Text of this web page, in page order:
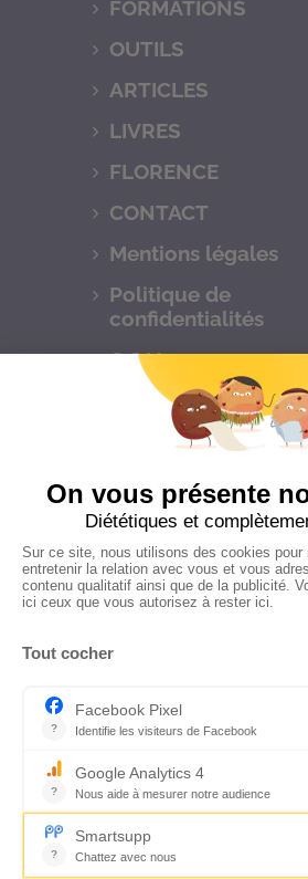
FORMATIONS
OUTILS
ARTICLES
LIVRES
FLORENCE
CONTACT
Mentions légales
Politique de
confidentialités
C.G.V
Suivez-nous
CONTACTEZ-NOUS
Florence Servan-